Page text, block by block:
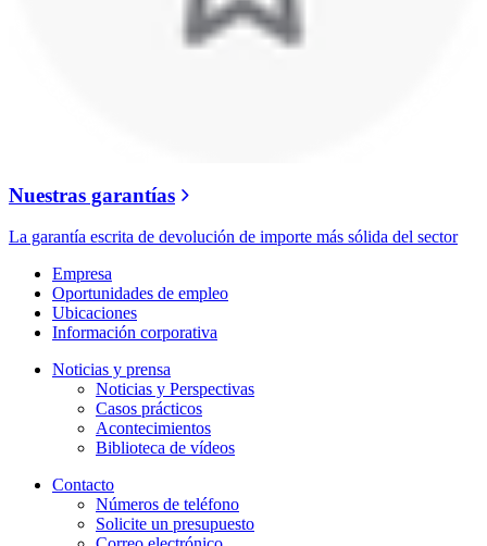
Nuestras garantías
La garantía escrita de devolución de importe más sólida del sector
Empresa
Oportunidades de empleo
Ubicaciones
Información corporativa
Noticias y prensa
Noticias y Perspectivas
Casos prácticos
Acontecimientos
Biblioteca de vídeos
Contacto
Números de teléfono
Solicite un presupuesto